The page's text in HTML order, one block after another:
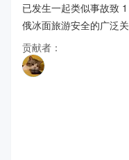
已发生一起类似事故致
俄冰面旅游安全的广泛关
贡献者：